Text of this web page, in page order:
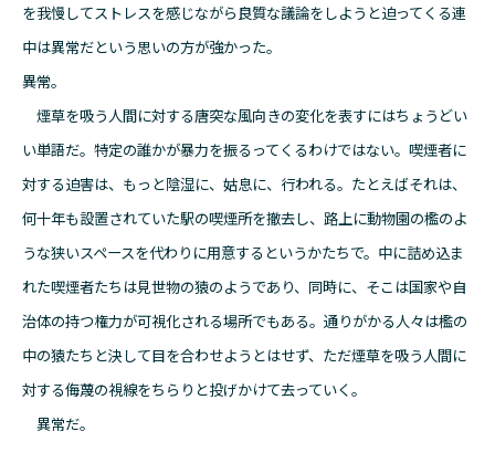
を我慢してストレスを感じながら良質な議論をしようと迫ってくる連
中は異常だという思いの方が強かった。
――異常。
煙草を吸う人間に対する唐突な風向きの変化を表すにはちょうどい
い単語だ。特定の誰かが暴力を振るってくるわけではない。喫煙者に
対する迫害は、もっと陰湿に、姑息に、行われる。たとえばそれは、
何十年も設置されていた駅の喫煙所を撤去し、路上に動物園の檻のよ
うな狭いスペースを代わりに用意するというかたちで。中に詰め込ま
れた喫煙者たちは見世物の猿のようであり、同時に、そこは国家や自
治体の持つ権力が可視化される場所でもある。通りがかる人々は檻の
中の猿たちと決して目を合わせようとはせず、ただ煙草を吸う人間に
対する侮蔑の視線をちらりと投げかけて去っていく。
異常だ。